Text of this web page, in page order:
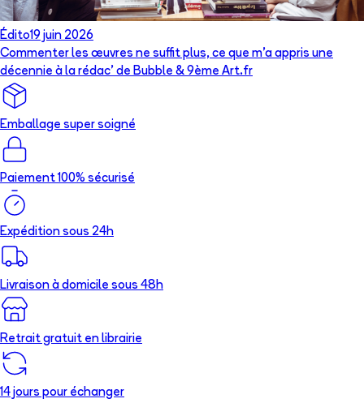
Édito19 juin 2026
Commenter les œuvres ne suffit plus, ce que m’a appris une
décennie à la rédac’ de Bubble & 9ème Art.fr
Emballage super soigné
Paiement 100% sécurisé
Expédition sous 24h
Livraison à domicile sous 48h
Retrait gratuit en librairie
14 jours pour échanger